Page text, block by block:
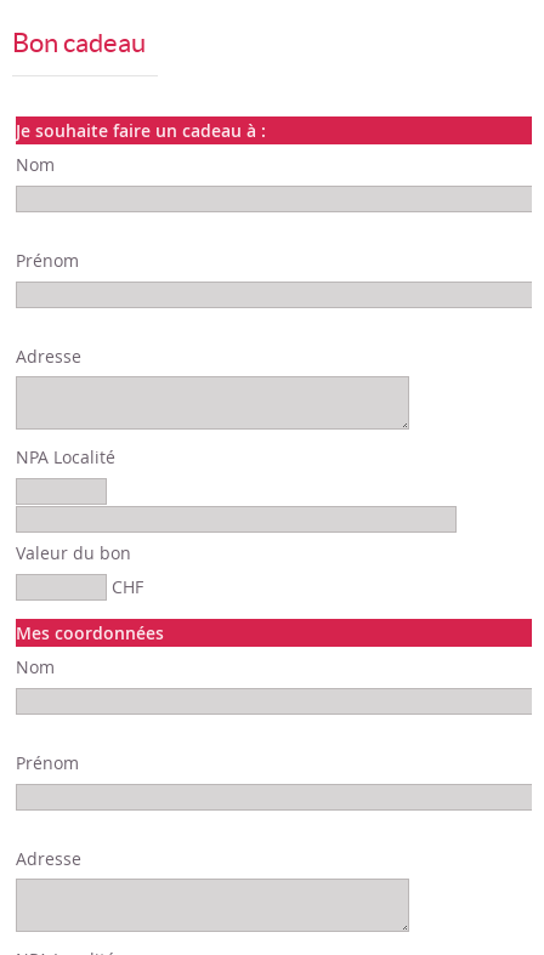
Suggestions
Bon cadeau
Programme en PDF
Bon cadeau
Je souhaite faire un cadeau à :
Nom
Prénom
Adresse
NPA Localité
Valeur du bon
CHF
Mes coordonnées
Nom
Prénom
Adresse